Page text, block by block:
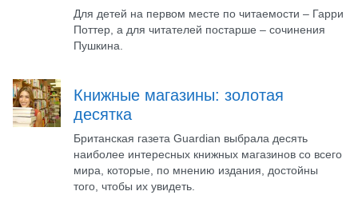
Для детей на первом месте по читаемости – Гарри
Поттер, а для читателей постарше – сочинения
Пушкина.
Книжные магазины: золотая
десятка
Британская газета Guardian выбрала десять
наиболее интересных книжных магазинов со всего
мира, которые, по мнению издания, достойны
того, чтобы их увидеть.